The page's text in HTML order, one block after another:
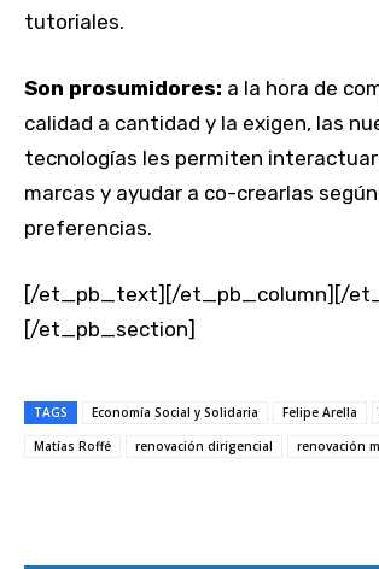
tutoriales.
Son prosumidores: a la hora de
calidad a cantidad y la exigen, las
tecnologías les permiten interactuar
marcas y ayudar a co-crearlas
preferencias.
[/et_pb_text][/et_pb_column][/
[/et_pb_section]
TAGS Economía Social y Solidaria Felipe Arella
Matías Roffé
renovación dirigencial renovación